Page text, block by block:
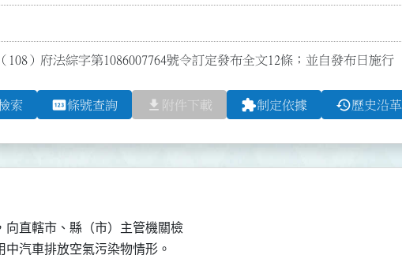
108）府法綜字第1086007764號令訂定發布全文12條；並自發布日施行
索 pin條號查詢 file_download 附件下載 extension制定依據 history歷史沿革
向直轄市、縣（市）主管機關檢
汽車排放空氣污染物情形。